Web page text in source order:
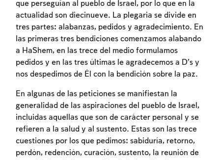
que perseguían al pueblo de Israel, por lo que en la
actualidad son diecinueve. La plegaria se divide en
tres partes: alabanzas, pedidos y agradecimiento. En
las primeras tres bendiciones comenzamos alabando
a HaShem, en las trece del medio formulamos
pedidos y en las tres últimas le agradecemos a D’s y
nos despedimos de Él con la bendición sobre la paz.
En algunas de las peticiones se manifiestan la
generalidad de las aspiraciones del pueblo de Israel,
incluidas aquellas que son de carácter personal y se
refieren a la salud y al sustento. Estas son las trece
cuestiones por los que pedimos: sabiduría, retorno,
perdón, redención, curación, sustento, la reunión de